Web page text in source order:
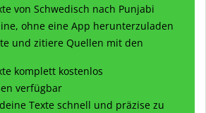
von Schwedisch nach Punjabi
ohne eine App herunterzuladen
und zitiere Quellen mit den
komplett kostenlos
verfügbar
Texte schnell und präzise zu